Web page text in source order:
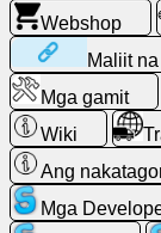
Maghanap
sa
web
Libreng
email
/
Webmail
Webshop
Maliit
Mga gamit
Wiki
Ang
Mga